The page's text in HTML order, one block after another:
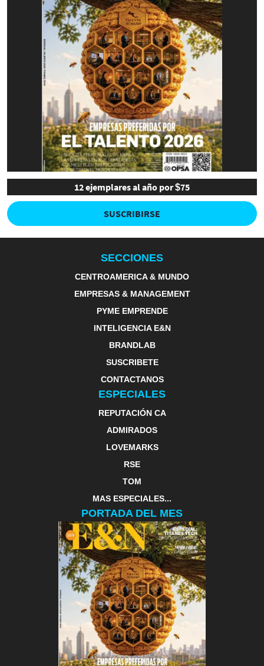
12 ejemplares al año por $75
SUSCRIBIRSE
SECCIONES
CENTROAMERICA & MUNDO
EMPRESAS & MANAGEMENT
PYME EMPRENDE
INTELIGENCIA E&N
BRANDLAB
SUSCRIBETE
CONTACTANOS
ESPECIALES
REPUTACIÓN CA
ADMIRADOS
LOVEMARKS
RSE
TOM
MAS ESPECIALES...
PORTADA DEL MES